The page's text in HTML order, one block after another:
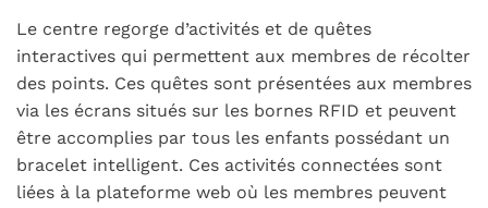
Le centre regorge d’activités et de quêtes
interactives qui permettent aux membres de récolter
des points. Ces quêtes sont présentées aux membres
via les écrans situés sur les bornes RFID et peuvent
être accomplies par tous les enfants possédant un
bracelet intelligent. Ces activités connectées sont
liées à la plateforme web où les membres peuvent